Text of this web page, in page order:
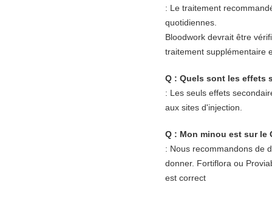
: Le traitement
quotidiennes.
Bloodwork devrait être
traitement supplémentaire
Q : Quels sont les effets
: Les seuls effets
aux sites d'injection.
Q : Mon minou est sur le
: Nous recommandons de
donner. Fortiflora ou
est correct